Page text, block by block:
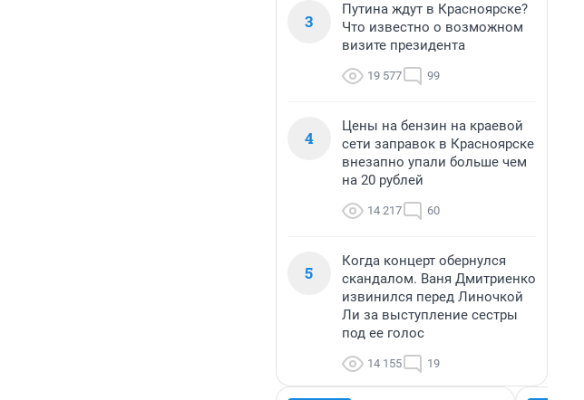
3
Путина ждут в Красноярске?
Что известно о возможном
визите президента
19 577 99
4
Цены на бензин на краевой
сети заправок в Красноярске
внезапно упали больше чем
на 20 рублей
14 217 60
5
Когда концерт обернулся
скандалом. Ваня Дмитриенко
извинился перед Линочкой
Ли за выступление сестры
под ее голос
14 155 19